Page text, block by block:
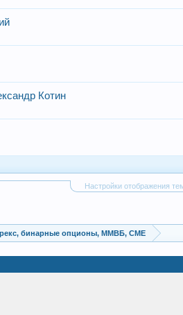
Котин
Настройки отображения
бинарные опционы, ММВБ, CME